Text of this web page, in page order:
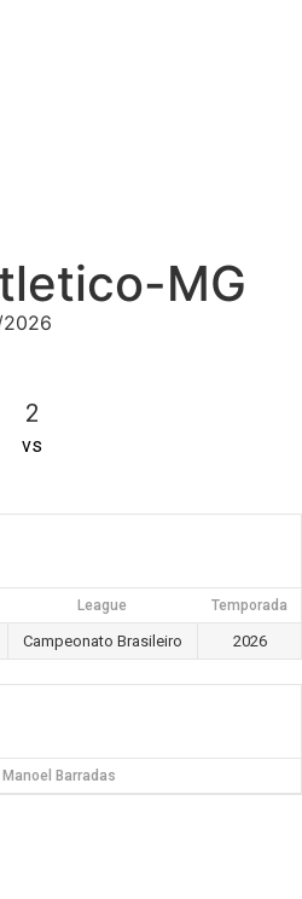
MG
2
vs
League Temporada
Campeonato Brasileiro 2026
Barradas